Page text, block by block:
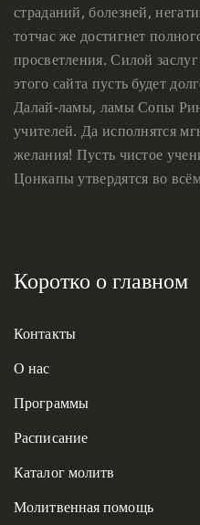
страданий, болезней,
тотчас же достигнет
просветления. Силой
этого сайта пусть будет
Далай-ламы, ламы Сопы
учителей. Да исполнятся
желания! Пусть чистое
Цонкапы утвердятся во
Коротко о главном
Контакты
О нас
Программы
Расписание
Каталог молитв
Молитвенная помощь